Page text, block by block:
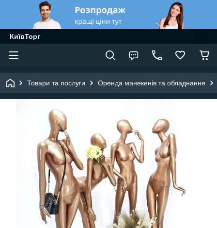
КиївТорг
Товари та послуги Оренда манекенів та обладнання